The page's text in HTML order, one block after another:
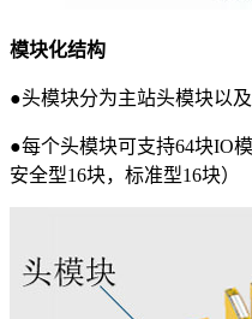
模块化结构
●头模块分为主站头模块以
●每个头模块可支持64块IO
安全型16块，标准型16块）